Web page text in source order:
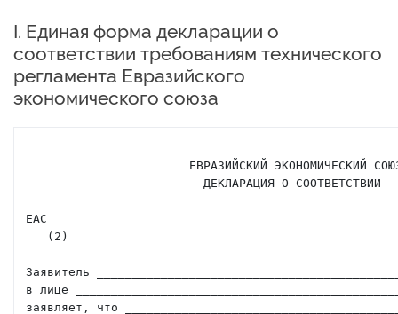
I. Единая форма декларации о
соответствии требованиям технического
регламента Евразийского
экономического союза
ЕАС
Заявитель
в лице
заявляет, что